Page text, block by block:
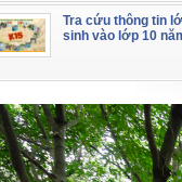
Tra cứu thông tin
sinh vào lớp 10